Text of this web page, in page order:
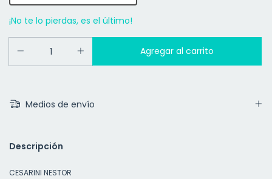
¡No te lo pierdas, es el último!
Medios de envío
Descripción
CESARINI NESTOR